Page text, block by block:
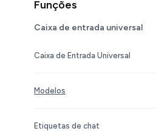
Funções
Caixa de entrada universal
Caixa de Entrada Universal
Modelos
Etiquetas de chat